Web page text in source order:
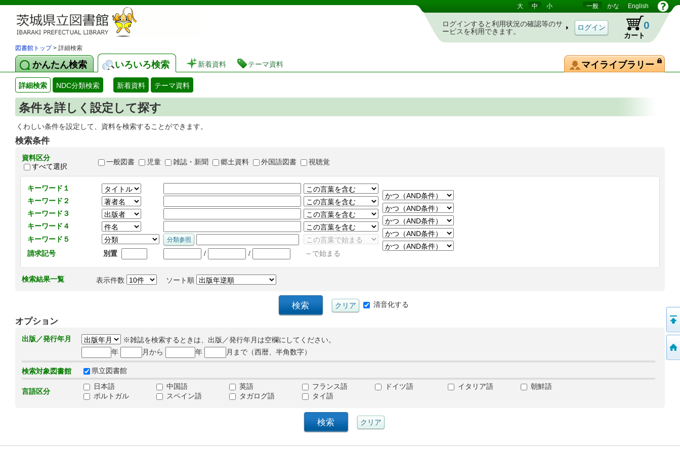
茨城県立図書館 蔵書検索・予約システム 大 中 小 一般 かな English
ログインすると利用状況の確認等のサ
ービスを利用できます。
カート
0
図書館トップ> 詳細検索
かんたん検索 いろいろ検索 新着資料 テーマ資料 マイライブラリー
詳細検索 NDC分類検索 新着資料 テーマ資料
条件を詳しく設定して探す
くわしい条件を設定して、資料を検索することができます。
検索条件
資料区分
すべて選択
一般図書 児童 雑誌・新聞 郷土資料 外国語図書 視聴覚
キーワード１
キーワード２
キーワード３
キーワード４
キーワード５
請求記号
別置 / / ～で始まる
検索結果一覧 表示件数 ソート順
清音化する
オプション
出版／発行年月
※雑誌を検索するときは、出版／発行年月は空欄にしてください。
年
月から 年 月まで（西暦、半角数字）
検索対象図書館 県立図書館
言語区分
日本語 中国語 英語 フランス語 ドイツ語 イタリア語
朝鮮語
ポルトガル
スペイン語 タガログ語 タイ語